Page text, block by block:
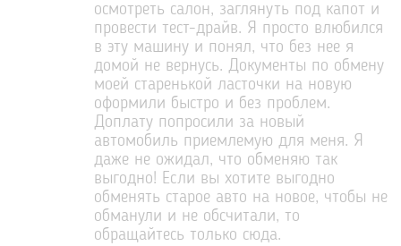
осмотреть салон, заглянуть под капот и
провести тест-драйв. Я просто влюбился
в эту машину и понял, что без нее я
домой не вернусь. Документы по обмену
моей старенькой ласточки на новую
оформили быстро и без проблем.
Доплату попросили за новый
автомобиль приемлемую для меня. Я
даже не ожидал, что обменяю так
выгодно! Если вы хотите выгодно
обменять старое авто на новое, чтобы не
обманули и не обсчитали, то
обращайтесь только сюда.